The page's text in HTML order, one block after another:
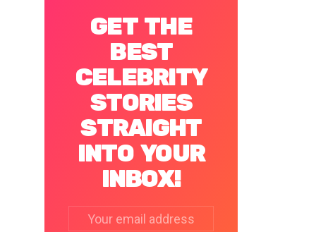
GET THE
BEST
CELEBRITY
STORIES
STRAIGHT
INTO YOUR
INBOX!
address: